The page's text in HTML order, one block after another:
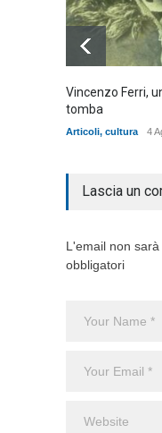
Vincenzo Ferri,
tomba
Articoli, cultura 4
Lascia un
L'email non
obbligatori